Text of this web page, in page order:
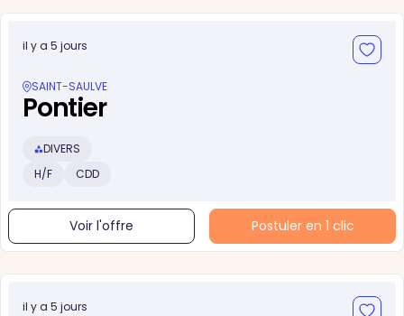
il y a 5 jours
SAINT-SAULVE
Pontier
DIVERS
H/F
CDD
Voir l'offre Postuler en 1 clic
il y a 5 jours